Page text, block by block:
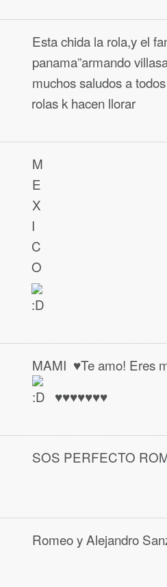
Esta chida la rola,y el
panama”armando
muchos saludos a
rolas k hacen llorar
M
E
X
I
C
O
MAMI ♥ Te amo! Eres
♥ ♥ ♥ ♥ ♥ ♥ ♥
SOS PERFECTO
Romeo y Alejandro